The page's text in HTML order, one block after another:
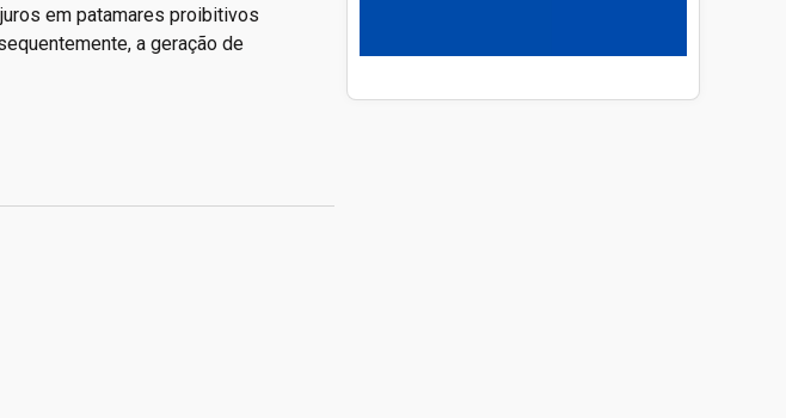
em patamares proibitivos
a geração de